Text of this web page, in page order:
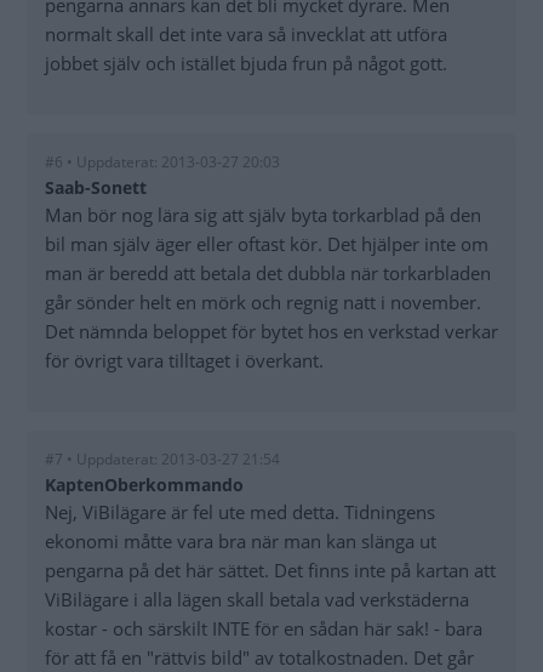
normalt skall det inte vara så invecklat att utföra
jobbet själv och istället bjuda frun på något gott.
#6 • Uppdaterat: 2013-03-27 20:03
Saab-Sonett
Man bör nog lära sig att själv byta torkarblad på den
bil man själv äger eller oftast kör. Det hjälper inte om
man är beredd att betala det dubbla när torkarbladen
går sönder helt en mörk och regnig natt i november.
Det nämnda beloppet för bytet hos en verkstad verkar
för övrigt vara tilltaget i överkant.
#7 • Uppdaterat: 2013-03-27 21:54
KaptenOberkommando
Nej, ViBilägare är fel ute med detta. Tidningens
ekonomi måtte vara bra när man kan slänga ut
pengarna på det här sättet. Det finns inte på kartan att
ViBilägare i alla lägen skall betala vad verkstäderna
kostar - och särskilt INTE för en sådan här sak! - bara
för att få en "rättvis bild" av totalkostnaden. Det går